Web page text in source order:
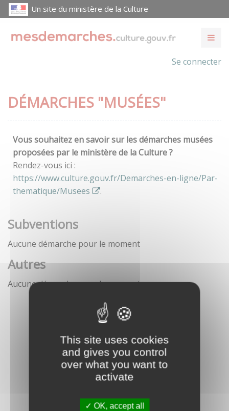
This site uses cookies
and gives you control
over what you want to
activate
OK, accept all
Un site du ministère de la Culture
Se connecter
DÉMARCHES "MUSÉES"
Vous souhaitez en savoir sur les démarches musées
proposées par le ministère de la Culture ?
Rendez-vous ici :
https://www.culture.gouv.fr/Demarches-en-ligne/Par-
thematique/Musees
.
Subventions
Aucune démarche pour le moment
Autres
Aucune démarche pour le moment